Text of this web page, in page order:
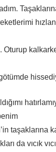
Oturup
hat
taşaklarına
da vıcık